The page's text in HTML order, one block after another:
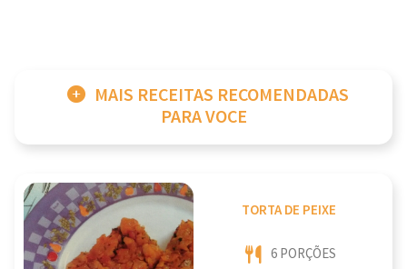
MAIS RECEITAS RECOMENDADAS
PARA VOCE
TORTA DE PEIXE
6 PORÇÕES